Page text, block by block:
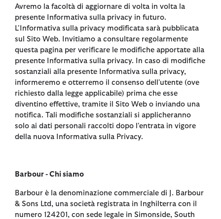
Avremo la facoltà di aggiornare di volta in volta la
presente Informativa sulla privacy in futuro.
L'Informativa sulla privacy modificata sarà pubblicata
sul Sito Web. Invitiamo a consultare regolarmente
questa pagina per verificare le modifiche apportate alla
presente Informativa sulla privacy. In caso di modifiche
sostanziali alla presente Informativa sulla privacy,
informeremo e otterremo il consenso dell'utente (ove
richiesto dalla legge applicabile) prima che esse
diventino effettive, tramite il Sito Web o inviando una
notifica. Tali modifiche sostanziali si applicheranno
solo ai dati personali raccolti dopo l'entrata in vigore
della nuova Informativa sulla Privacy.
Barbour - Chi siamo
Barbour è la denominazione commerciale di J. Barbour
& Sons Ltd, una società registrata in Inghilterra con il
numero 124201, con sede legale in Simonside, South